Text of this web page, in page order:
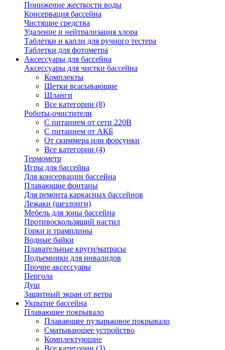
Понижение жесткости воды
Консервация бассейна
Чистящие средства
Удаление и нейтрализация хлора
Таблетки и капли для ручного тестера
Таблетки для фотометра
Аксессуары для бассейна
Аксессуары для чистки бассейна
Комплекты
Щетки всасывающие
Шланги
Все категории (8)
Роботы-очистители
С питанием от сети 220В
С питанием от АКБ
От скиммера или форсунки
Все категории (4)
Термометр
Игры для бассейна
Для консервации бассейна
Плавающие фонтаны
Для ремонта каркасных бассейнов
Лежаки (шезлонги)
Мебель для зоны бассейна
Противоскользящий настил
Горки и трамплины
Водные байки
Плавательные круги/матрасы
Подъемники для инвалидов
Прочие аксессуары
Пергола
Душ
Защитный экран от ветра
Укрытие бассейна
Плавающее покрывало
Плавающее пузырьковое покрывало
Сматывающее устройство
Комплектующие
Все категории (3)